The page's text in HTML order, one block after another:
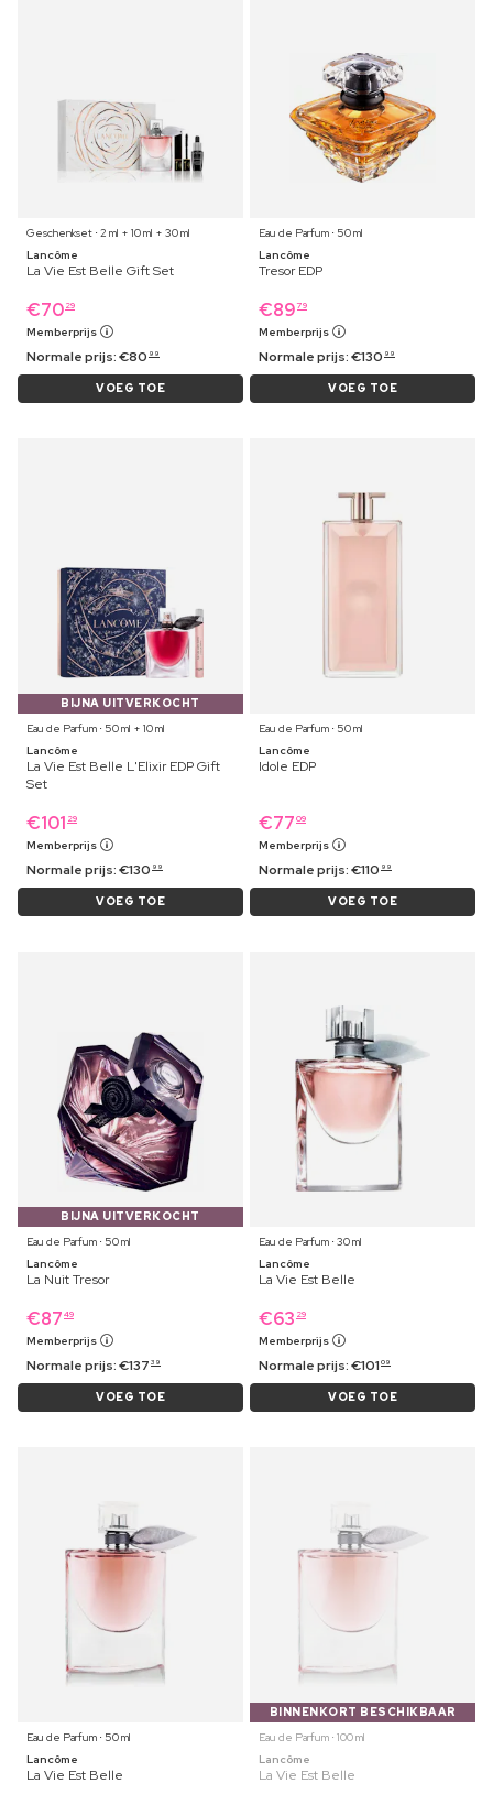
Geschenkset ⋅ 2 ml + 10 ml + 30 ml
Lancôme
La Vie Est Belle Gift Set
€70 29
Memberprijs
Normale prijs:€80 99
VOEG TOE
Eau de Parfum ⋅ 50 ml
Lancôme
Tresor EDP
€89 79
Memberprijs
Normale prijs:€130 99
VOEG TOE
BIJNA UITVERKOCHT
Eau de Parfum ⋅ 50 ml + 10 ml
Lancôme
La Vie Est Belle L'Elixir EDP Gift
Set
€101 29
Memberprijs
Normale prijs:€130 99
VOEG TOE
Eau de Parfum ⋅ 50 ml
Lancôme
Idole EDP
€77 09
Memberprijs
Normale prijs:€110 99
VOEG TOE
BIJNA UITVERKOCHT
Eau de Parfum ⋅ 50 ml
Lancôme
La Nuit Tresor
€87 49
Memberprijs
Normale prijs:€137 39
VOEG TOE
Eau de Parfum ⋅ 30 ml
Lancôme
La Vie Est Belle
€63 29
Memberprijs
Normale prijs:€101 09
VOEG TOE
Eau de Parfum ⋅ 50 ml
Lancôme
La Vie Est Belle
BINNENKORT BESCHIKBAAR
Eau de Parfum ⋅ 100 ml
Lancôme
La Vie Est Belle